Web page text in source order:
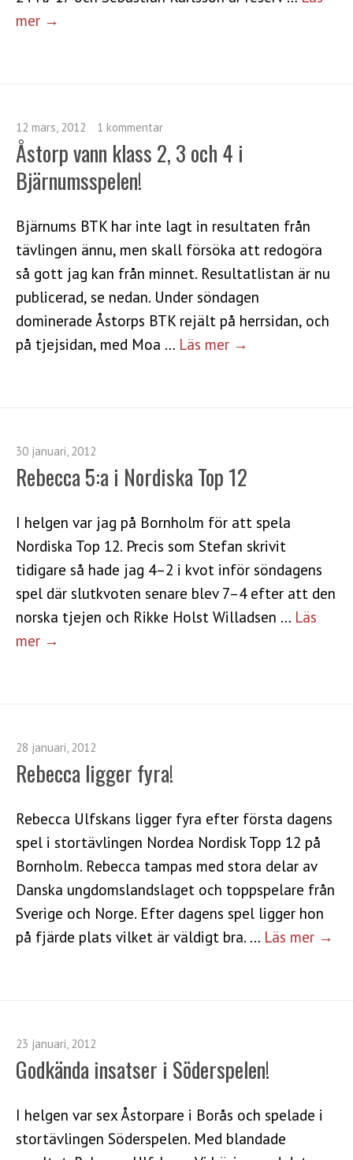
mer →
12 mars, 2012 1 kommentar
Åstorp vann klass 2, 3 och 4 i
Bjärnumsspelen!
Bjärnums BTK har inte lagt in resultaten från
tävlingen ännu, men skall försöka att redogöra
så gott jag kan från minnet. Resultatlistan är nu
publicerad, se nedan. Under söndagen
dominerade Åstorps BTK rejält på herrsidan, och
på tjejsidan, med Moa … Läs mer →
30 januari, 2012
Rebecca 5:a i Nordiska Top 12
I helgen var jag på Bornholm för att spela
Nordiska Top 12. Precis som Stefan skrivit
tidigare så hade jag 4–2 i kvot inför söndagens
spel där slutkvoten senare blev 7–4 efter att den
norska tjejen och Rikke Holst Willadsen … Läs
mer →
28 januari, 2012
Rebecca ligger fyra!
Rebecca Ulfskans ligger fyra efter första dagens
spel i stortävlingen Nordea Nordisk Topp 12 på
Bornholm. Rebecca tampas med stora delar av
Danska ungdomslandslaget och toppspelare från
Sverige och Norge. Efter dagens spel ligger hon
på fjärde plats vilket är väldigt bra. … Läs mer →
23 januari, 2012
Godkända insatser i Söderspelen!
I helgen var sex Åstorpare i Borås och spelade i
stortävlingen Söderspelen. Med blandade